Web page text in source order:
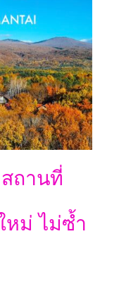
ถานที่
หม่ ไม่ซ้ำ